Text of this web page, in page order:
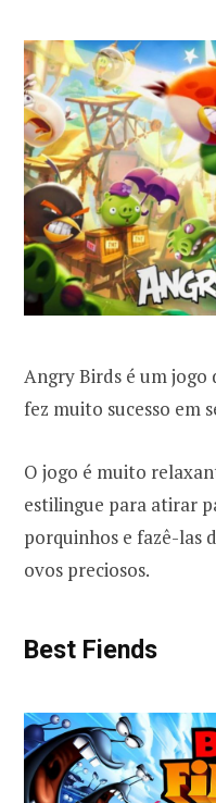
Angry Birds é um jogo
fez muito sucesso em
O jogo é muito
estilingue para atirar
porquinhos e fazê-las
ovos preciosos.
Best Fiends